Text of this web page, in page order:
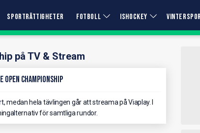
SPORTRÄTTIGHETER FOTBOLL ISHOCKEY
på TV & Stream
Championship
medan hela tävlingen går att streama på Viaplay. I
för samtliga rundor.